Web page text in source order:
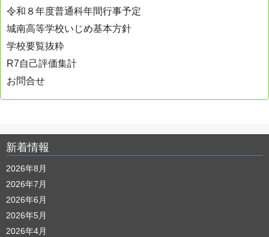
令和８年度普通科年間行事予定
城南高等学校いじめ基本方針
学校要覧抜粋
R7自己評価集計
お問合せ
新着情報
2026年8月
2026年7月
2026年6月
2026年5月
2026年4月